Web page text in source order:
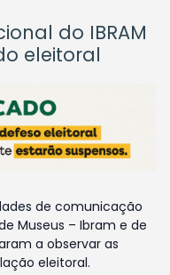
do IBRAM
eleitoral
de comunicação
Museus – Ibram e de
a observar as
eleitoral.